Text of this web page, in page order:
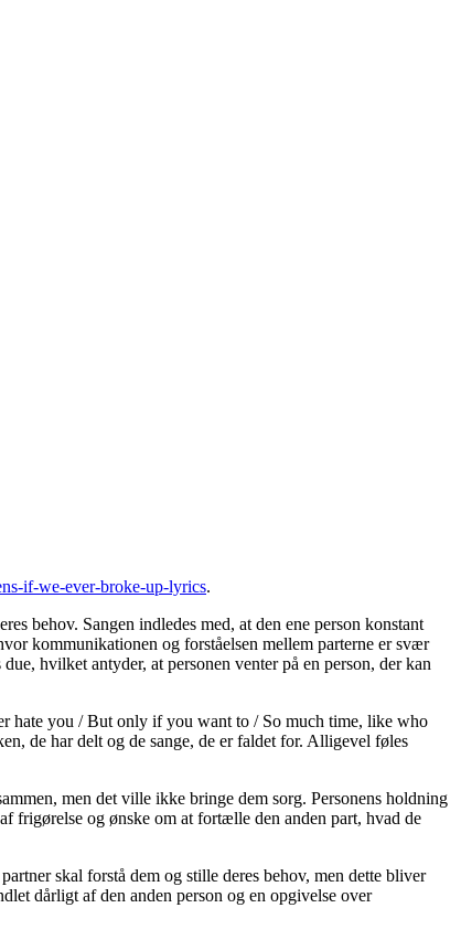
if-we-ever-broke-up-lyrics.
behov. Sangen indledes med, at den ene person konstant
kommunikationen og forståelsen mellem parterne er svær
hvilket antyder, at personen venter på en person, der kan
hate you / But only if you want to / So much time, like who
de har delt og de sange, de er faldet for. Alligevel føles
men det ville ikke bringe dem sorg. Personens holdning
frigørelse og ønske om at fortælle den anden part, hvad de
skal forstå dem og stille deres behov, men dette bliver
dårligt af den anden person og en opgivelse over